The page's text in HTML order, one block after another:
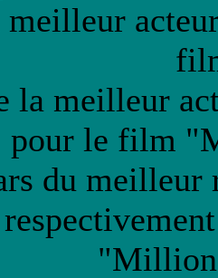
la meilleur
pour le film
du